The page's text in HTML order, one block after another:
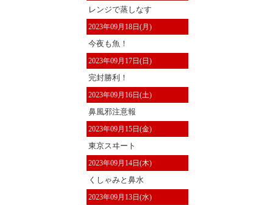
レンジで蒸しなす
2023年09月18日(月)
今夜も魚！
2023年09月17日(日)
完封勝利！
2023年09月16日(土)
鼻風邪注意報
2023年09月15日(金)
東京スヰート
2023年09月14日(木)
くしゃみと鼻水
2023年09月13日(水)